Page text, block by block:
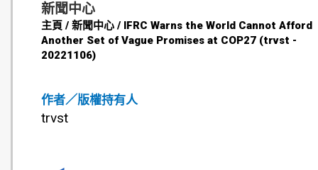
作者／版權持有人
trvst
新聞中心
主頁 / 新聞中心 / IFRC Warns the World Cannot Afford
Another Set of Vague Promises at COP27 (trvst -
20221106)